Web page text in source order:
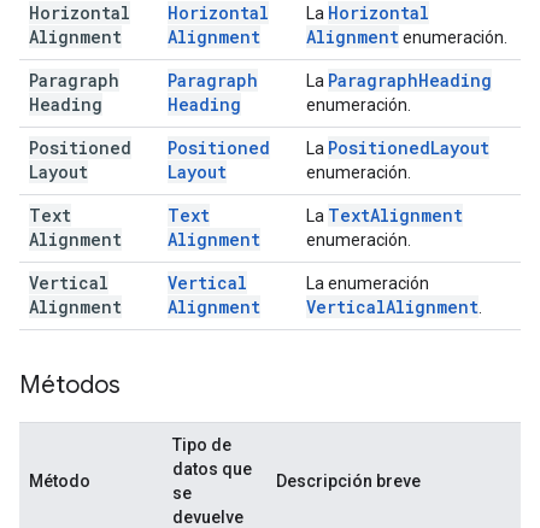
Horizontal
Alignment
Horizontal
Alignment
La Horizontal
Alignmentenumeración.
Paragraph
Heading
Paragraph
Heading
La ParagraphHeading
enumeración.
Positioned
Layout
Positioned
Layout
La PositionedLayout
enumeración.
Text
Alignment
Text
Alignment
La TextAlignment
enumeración.
Vertical
Alignment
Vertical
Alignment
La enumeración
VerticalAlignment
Métodos
Método
Tipo de
datos que
se
devuelve
Descripción breve